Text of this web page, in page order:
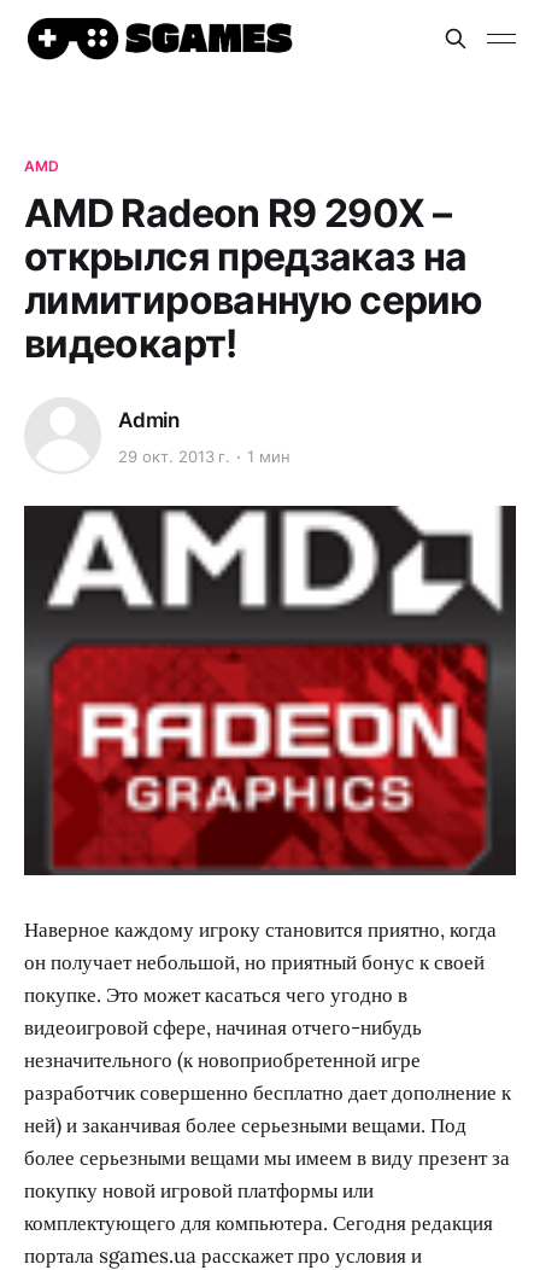
AMD
AMD Radeon R9 290X –
открылся предзаказ на
лимитированную серию
видеокарт!
Admin
29 окт. 2013 г. 1 мин
Наверное каждому игроку становится приятно, когда
он получает небольшой, но приятный бонус к своей
покупке. Это может касаться чего угодно в
видеоигровой сфере, начиная отчего-нибудь
незначительного (к новоприобретенной игре
разработчик совершенно бесплатно дает дополнение к
ней) и заканчивая более серьезными вещами. Под
более серьезными вещами мы имеем в виду презент за
покупку новой игровой платформы или
комплектующего для компьютера. Сегодня редакция
портала sgames.ua расскажет про условия и